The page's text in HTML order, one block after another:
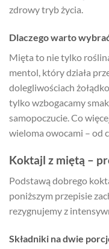
zdrowy tryb życia.
Dlaczego warto
Mięta to nie tylko
mentol, który działa
dolegliwościach
tylko wzbogacamy
samopoczucie. Co
wieloma owocami – od
Koktajl z miętą –
Podstawą dobrego
poniższym przepisie
rezygnujemy z
Składniki na dwie